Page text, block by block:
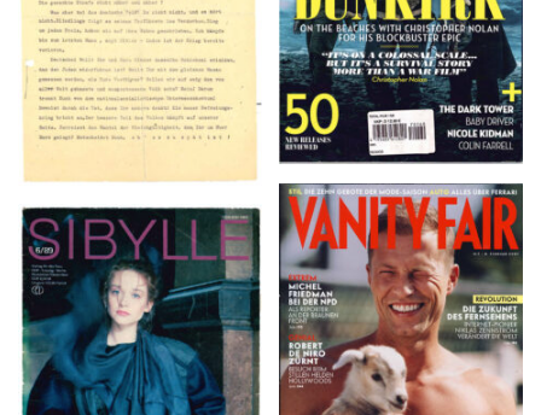
VANITY FAIR – Nr. 7 –
8. Februar 2007
SIBYLLE 6/89